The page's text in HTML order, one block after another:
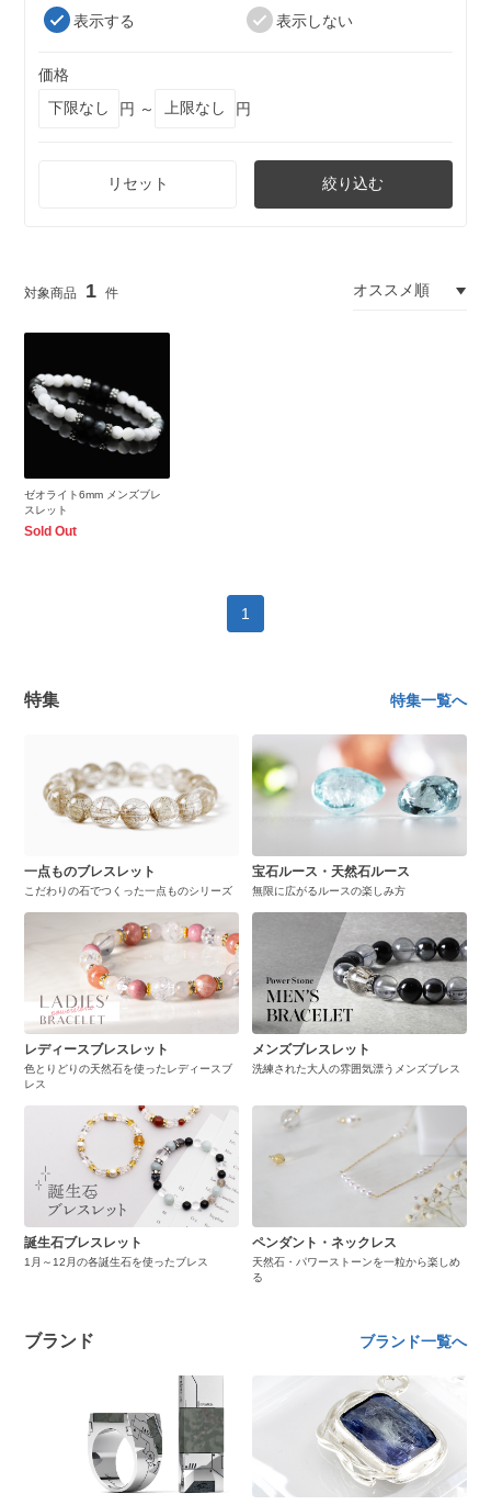
表示する
表示しない
価格
円 ～
円
リセット 絞り込む
1
ゼオライト6mm メンズブレ
スレット
Sold Out
1
特集 特集一覧へ
一点ものブレスレット
こだわりの石でつくった一点ものシリーズ
宝石ルース・天然石ルース
無限に広がるルースの楽しみ方
レディースブレスレット
色とりどりの天然石を使ったレディースブ
レス
メンズブレスレット
洗練された大人の雰囲気漂うメンズブレス
誕生石ブレスレット
1月～12月の各誕生石を使ったブレス
ペンダント・ネックレス
天然石・パワーストーンを一粒から楽しめ
る
ブランド ブランド一覧へ